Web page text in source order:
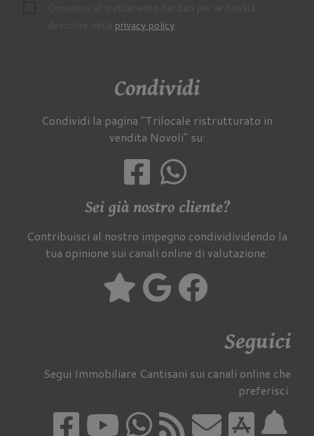
privacy policy.
Condividi
Condividi la pagina "Trilocale ristrutturato in
vendita Novoli" su:
Sei già nostro cliente?
Contribuisci al nostro impegno condividividendo la
tua opinione sui canali online di valutazione:
Seguici
Segui Immobiliare Cantisani sui canali online che
preferisci: